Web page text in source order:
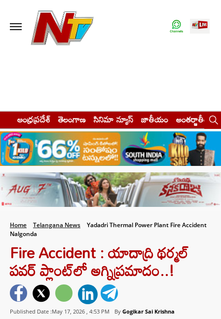
ఆంధ్రప్రదేశ్ తెలంగాణ సినిమా న్యూస్ జాతీయం అంతర్జాతీయం
Home Telangana News
Yadadri Thermal Power Plant Fire Accident
Nalgonda
Fire Accident : యాదాద్రి థర్మల్
పవర్ ప్లాంట్‌లో అగ్నిప్రమాదం..!
Published Date :May 17, 2026 , 4:53 PM By Gogikar Sai Krishna